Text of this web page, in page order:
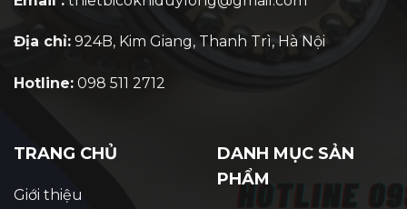
Địa chỉ: 924B, Kim Giang, Thanh Trì, Hà Nội
Hotline: 098 511 2712
TRANG CHỦ
Giới thiệu
DANH MỤC SẢN
PHẨM